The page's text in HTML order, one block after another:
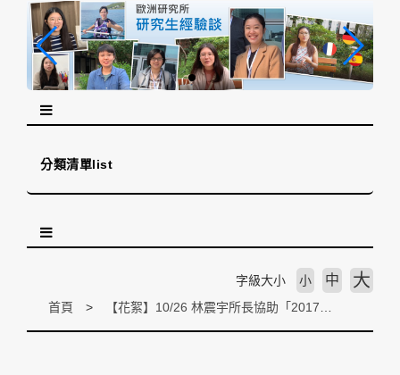
分類清單list
首頁
字級大小 小 中 大